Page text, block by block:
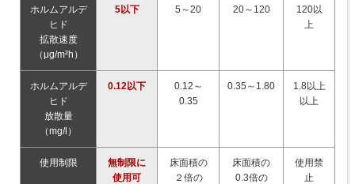
ホルムアルデ
ヒド
拡散速度
（μg/m²h）
5以下 5～20 20～120
120以
上
ホルムアルデ
ヒド
放散量
（mg/l）
0.12以下
0.12～
0.35
0.35～1.80
1.8以上
以上
使用制限
無制限に
使用可
床面積の
２倍の
床面積の
0.3倍の
使用禁
止